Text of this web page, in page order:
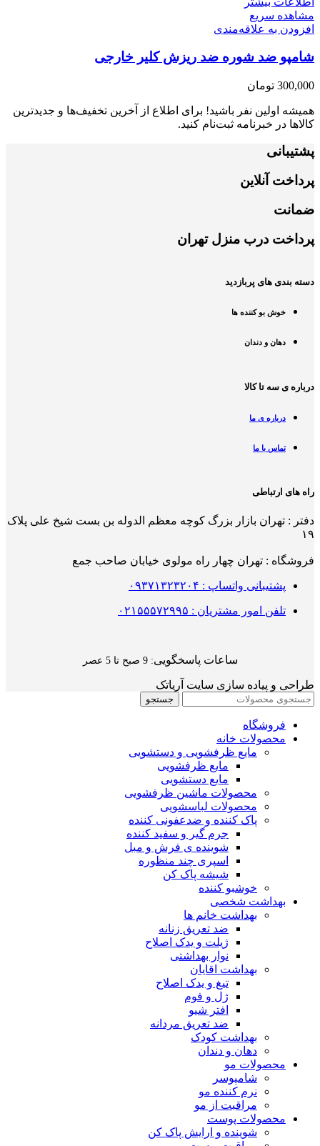
مشاهده سریع
افزودن به علاقه‌مندی
شامپو ضد شوره ضد ریزش کلیر خارجی
300,000 تومان
همیشه اولین نفر باشید! برای اطلاع از آخرین تخفیف‌ها و جدیدترین
کالاها در خبرنامه ثبت‌نام کنید.
پشتیبانی
پرداخت آنلاین
ضمانت
پرداخت درب منزل تهران
دسته بندی های پربازدید
خوش بو کننده ها
دهان و دندان
درباره ی سه تا کالا
درباره ی ما
تماس با ما
راه های ارتباطی
دفتر : تهران بازار بزرگ کوچه معظم الدوله بن بست شیخ علی پلاک
۱۹
فروشگاه : تهران چهار راه مولوی خیابان صاحب جمع
پشتیبانی واتساپ : ۰۹۳۷۱۳۲۳۲۰۴
تلفن امور مشتریان : ۰۲۱۵۵۵۷۲۹۹۵
ساعات پاسخگویی: 9 صبح تا 5 عصر
طراحی و پیاده سازی سایت آریاتک
جستجو
فروشگاه
محصولات خانه
مایع ظرفشویی و دستشویی
مایع ظرفشویی
مایع دستشویی
محصولات ماشین ظرفشویی
محصولات لباسشویی
پاک کننده و ضدعفونی کننده
جرم گیر و سفید کننده
شوینده ی فرش و مبل
اسپری چند منظوره
شیشه پاک کن
خوشبو کننده
بهداشت شخصی
بهداشت خانم ها
ضد تعریق زنانه
ژیلت و یدک اصلاح
نوار بهداشتی
بهداشت اقایان
تیغ و یدک اصلاح
ژل و فوم
افتر شیو
ضد تعریق مردانه
بهداشت کودک
دهان و دندان
محصولات مو
شامپوسر
نرم کننده مو
مراقبت از مو
محصولات پوست
شوینده و ارایش پاک کن